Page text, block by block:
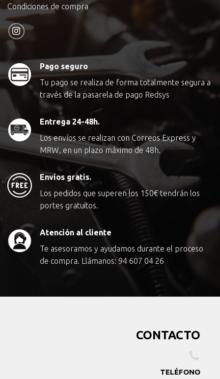
Condiciones de compra
Pago seguro
Tu pago se realiza de forma totalmente segura a
través de la pasarela de pago Redsys
Entrega 24-48h.
Los envíos se realizan con Correos Express y
MRW, en un plazo máximo de 48h.
Envíos gratis.
Los pedidos que superen los 150€tendrán los
portes gratuitos.
Atención al cliente
Te asesoramos y ayudamos durante el proceso
de compra. Llámanos: 94 607 04 26
CONTACTO
TELÉFONO